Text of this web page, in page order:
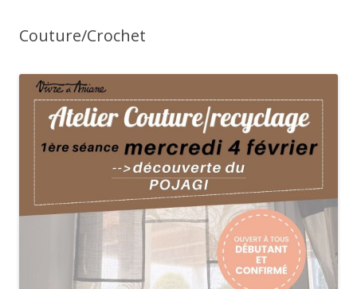
Couture/Crochet